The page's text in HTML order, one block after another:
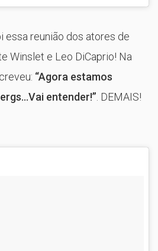
essa reunião dos atores de
Winslet e Leo DiCaprio! Na
“Agora estamos
entender!” . DEMAIS!